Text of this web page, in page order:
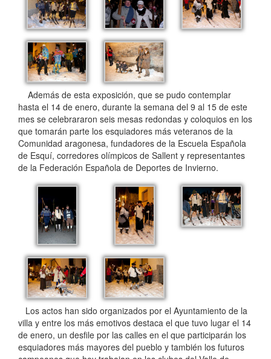
Además de esta exposición, que se pudo contemplar
hasta el 14 de enero, durante la semana del 9 al 15 de este
mes se celebrararon seis mesas redondas y coloquios en los
que tomarán parte los esquiadores más veteranos de la
Comunidad aragonesa, fundadores de la Escuela Española
de Esquí, corredores olímpicos de Sallent y representantes
de la Federación Española de Deportes de Invierno.
Los actos han sido organizados por el Ayuntamiento de la
villa y entre los más emotivos destaca el que tuvo lugar el 14
de enero, un desfile por las calles en el que participarán los
esquiadores más mayores del pueblo y también los futuros